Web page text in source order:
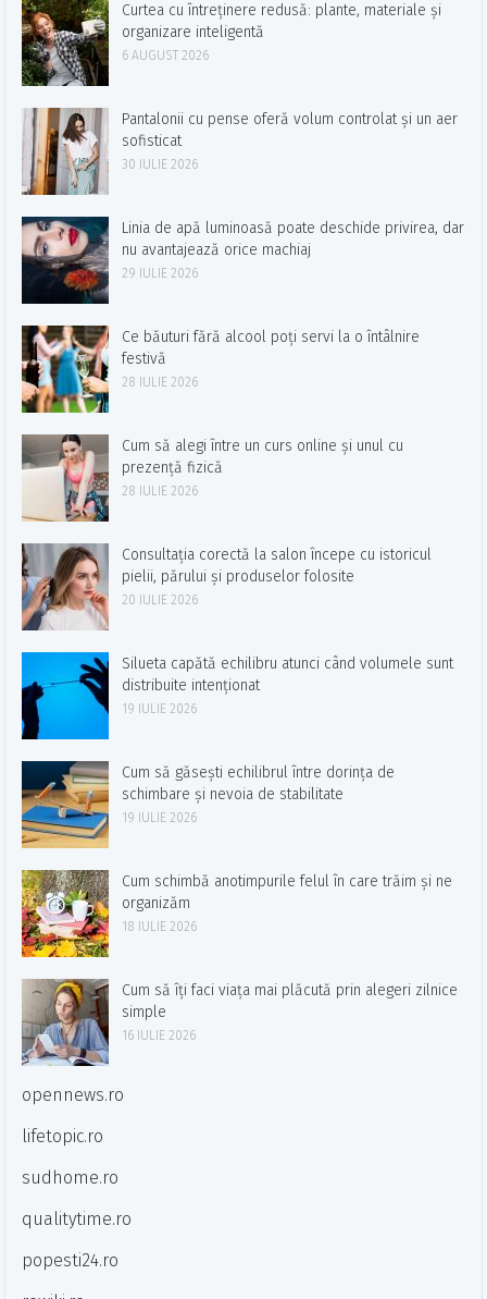
Curtea cu întreținere redusă: plante, materiale și
organizare inteligentă
6 AUGUST 2026
Pantalonii cu pense oferă volum controlat și un aer
sofisticat
30 IULIE 2026
Linia de apă luminoasă poate deschide privirea, dar
nu avantajează orice machiaj
29 IULIE 2026
Ce băuturi fără alcool poți servi la o întâlnire
festivă
28 IULIE 2026
Cum să alegi între un curs online și unul cu
prezență fizică
28 IULIE 2026
Consultația corectă la salon începe cu istoricul
pielii, părului și produselor folosite
20 IULIE 2026
Silueta capătă echilibru atunci când volumele sunt
distribuite intenționat
19 IULIE 2026
Cum să găsești echilibrul între dorința de
schimbare și nevoia de stabilitate
19 IULIE 2026
Cum schimbă anotimpurile felul în care trăim și ne
organizăm
18 IULIE 2026
Cum să îți faci viața mai plăcută prin alegeri zilnice
simple
16 IULIE 2026
opennews.ro
lifetopic.ro
sudhome.ro
qualitytime.ro
popesti24.ro